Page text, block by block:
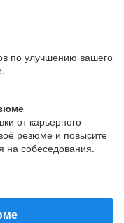
по улучшению вашего
от карьерного
резюме и повысите
на собеседования.